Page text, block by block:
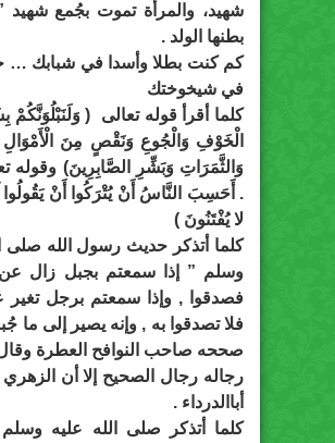
شهيد، والمرأة تموت بجُمع
بطنها الولد .
كم كنت بطلا وأسدا في شبابك …
في شيخوختك
كلما أقرأ قوله تعالى (
الْخَوْفِ وَالْجُوعِ وَنَقْصٍ مِنَ الْأَمْوَالِ
وَالثَّمَرَاتِ وَبَشِّرِ الصَّابِرِينَ) وقوله
. أَحَسِبَ النَّاسُ أَنْ يُتْرَكُوا أَنْ يَقُولُوا
لا يُفْتَنُونَ )
كلما أتذكر حديث رسول الله صلى
وسلم ” إذا سمعتم بجبل زال
فصدقوا , وإذا سمعتم برجل تغير
فلا تصدقوا به , وإنه يصير إلى ما
صححه صاحب النوافح العطرة وقال
رجاله رجال الصحيح إلا أن
أباالدرداء .
كلما أتذكر صلى الله عليه